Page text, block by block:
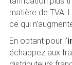
matière de TVA.
ce qui
En optant pour l’
échappez aux